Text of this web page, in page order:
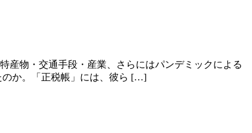
産物・交通手段・産業、さらにはパンデミックによる
のか。「正税帳」には、彼ら […]